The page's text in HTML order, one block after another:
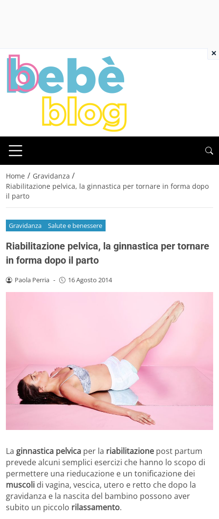
Home / Gravidanza /
Riabilitazione pelvica, la ginnastica per tornare in forma dopo
il parto
Gravidanza Salute e benessere
Riabilitazione pelvica, la ginnastica per tornare
in forma dopo il parto
Paola Perria - 16 Agosto 2014
La ginnastica pelvica per la riabilitazione post partum
prevede alcuni semplici esercizi che hanno lo scopo di
permettere una rieducazione e un tonificazione dei
muscoli di vagina, vescica, utero e retto che dopo la
gravidanza e la nascita del bambino possono aver
subito un piccolo rilassamento.
×